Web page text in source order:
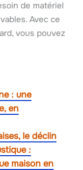
de matériel
Avec ce
vous pouvez
: une
en
le déclin
:
maison en